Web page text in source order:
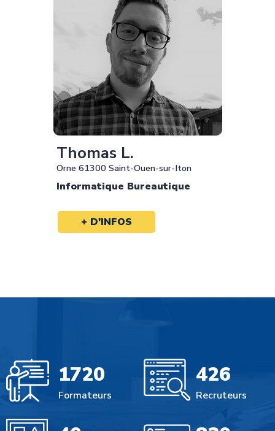
Thomas L.
Orne 61300 Saint-Ouen-sur-Iton
Informatique Bureautique
+ D'INFOS
1720
Formateurs
426
Recruteurs